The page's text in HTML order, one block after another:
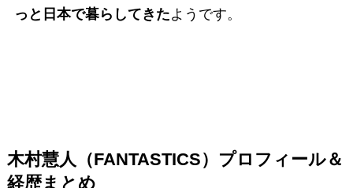
っと日本で暮らしてきたようです。
木村慧人（FANTASTICS）プロフィール＆
経歴まとめ